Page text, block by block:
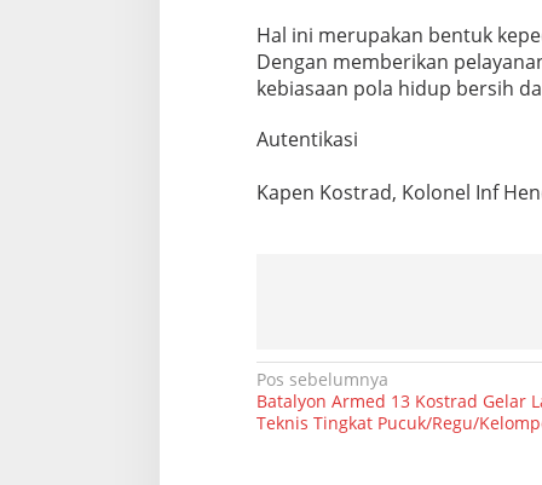
h
d
a
R
a
i
Hal ini merupakan bentuk
Dengan memberikan
kebiasaan pola hidup bersih
Autentikasi
Kapen Kostrad, Kolonel Inf
N
a
Pos sebelumnya
Batalyon Armed 13 Kostrad Gelar
Teknis Tingkat Pucuk/Regu/